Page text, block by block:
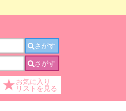
さがす
さがす
★お気に入り
リストを見る